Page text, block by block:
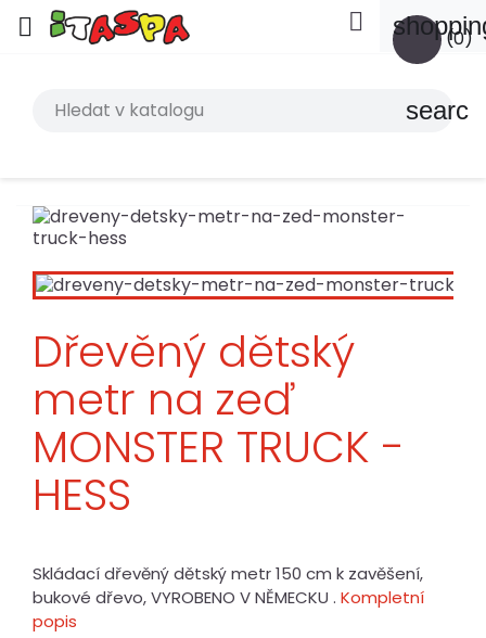
 (0)

search
Dřevěný dětský
metr na zeď
MONSTER TRUCK -
HESS
Skládací dřevěný dětský metr 150 cm k zavěšení,
bukové dřevo, VYROBENO V NĚMECKU . Kompletní
popis